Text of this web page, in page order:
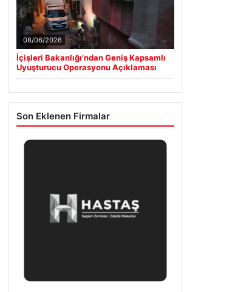
08/06/2026
İçişleri Bakanlığı’ndan Geniş Kapsamlı
Uyuşturucu Operasyonu Açıklaması
Son Eklenen Firmalar